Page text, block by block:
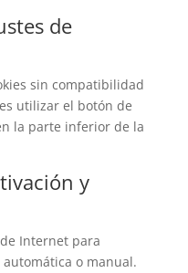
de
sin compatibilidad
utilizar el botón de
la parte inferior de la
y
Internet para
o manual.